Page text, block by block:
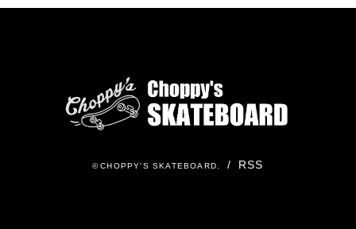
©CHOPPY'S SKATEBOARD. / RSS